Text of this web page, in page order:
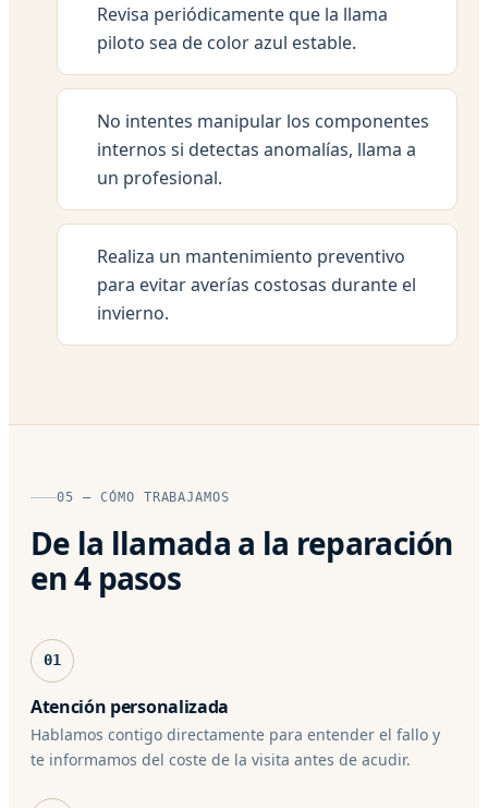
Revisa periódicamente que la llama
piloto sea de color azul estable.
No intentes manipular los componentes
internos si detectas anomalías, llama a
un profesional.
Realiza un mantenimiento preventivo
para evitar averías costosas durante el
invierno.
05 — CÓMO TRABAJAMOS
De la llamada a la reparación
en 4 pasos
01
Atención personalizada
Hablamos contigo directamente para entender el fallo y
te informamos del coste de la visita antes de acudir.